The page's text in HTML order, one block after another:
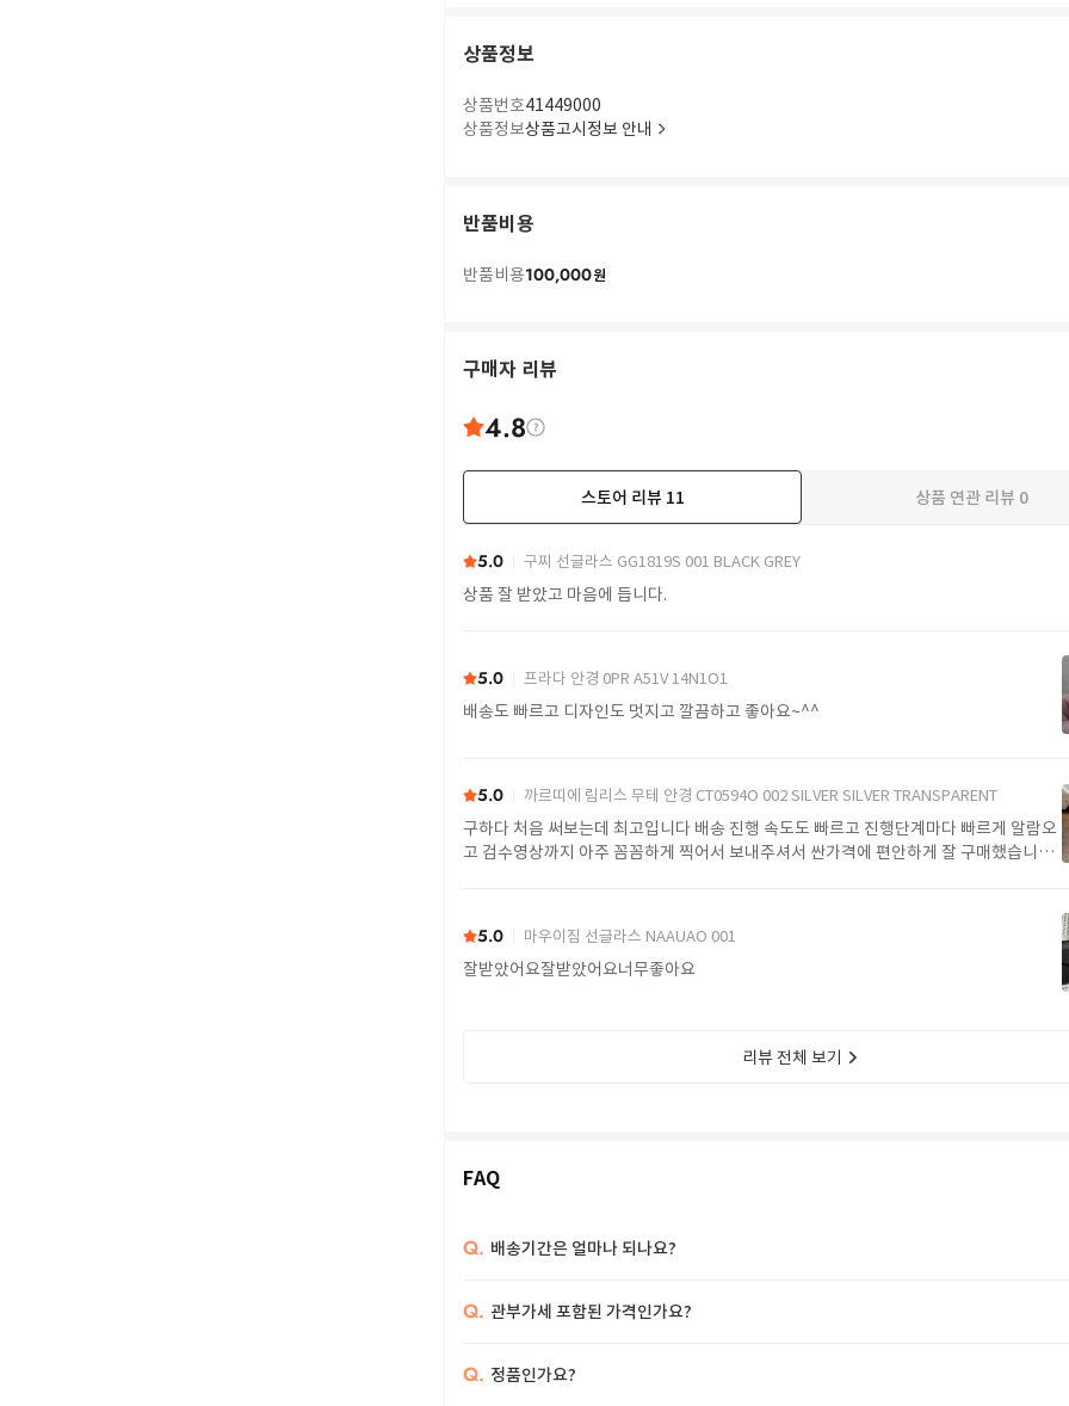
상품정보
상품번호41449000
상품정보상품고시정보 안내
반품비용
반품비용100,000원
구매자 리뷰
4.8
스토어 리뷰 11 상품 연관 리뷰 0
5.0 구찌 선글라스 GG1819S 001 BLACK GREY
상품 잘 받았고 마음에 듭니다.
5.0 프라다 안경 0PR A51V 14N1O1
배송도 빠르고 디자인도 멋지고 깔끔하고 좋아요~^^
5.0 까르띠에 림리스 무테 안경 CT0594O 002 SILVER SILVER TRANSPARENT
구하다 처음 써보는데 최고입니다 배송 진행 속도도 빠르고 진행단계마다 빠르게 알람오
고 검수영상까지 아주 꼼꼼하게 찍어서 보내주셔서 싼가격에 편안하게 잘 구매했습니다.
5.0 마우이짐 선글라스 NAAUAO 001
잘받았어요잘받았어요너무좋아요
리뷰 전체 보기
FAQ
Q. 배송기간은 얼마나 되나요?
Q. 관부가세 포함된 가격인가요?
Q. 정품인가요?